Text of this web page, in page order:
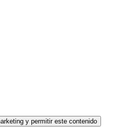
y permitir este contenido